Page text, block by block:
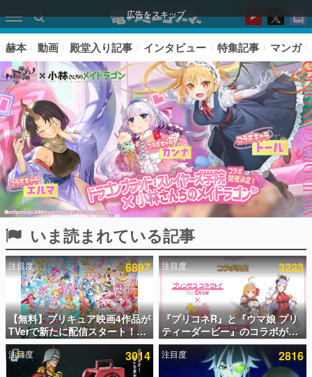
広告をスキップ
ピックアップ
電ファミのいま読まれている記事ランキング
アプリセール情報
インタビュー
連載・特集一覧
赫本 動画 殿堂入り記事 インタビュー 特集記事 マンガ
いま読まれている記事
注目度 6897
【無料】プリキュア映画4作品が
TVerで新たに配信スタート！な
んと2018年～2024年の映画ほぼ
すべてが見放題に、ぶっちゃけ
ありえないラインナップ
注目度 3223
『プリコネR』と『ウマ娘 プリ
ティーダービー』のコラボが決
定！“最大170連無料”の8.5周年
キャンペーンなども発表
注目度 3014 注目度 2816